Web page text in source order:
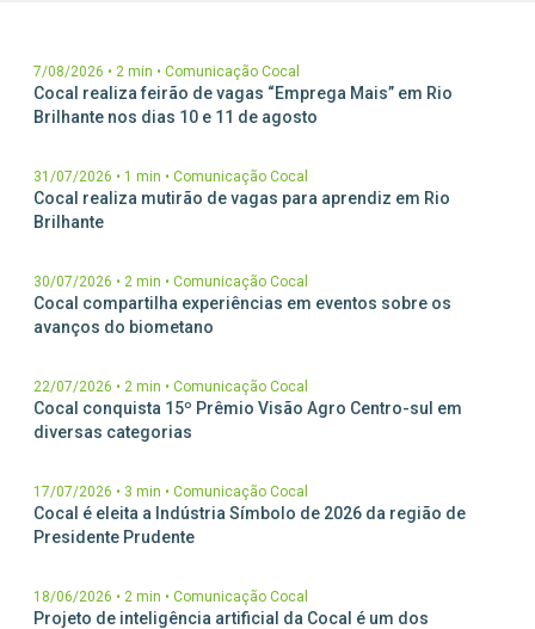
7/08/2026 • 2 min • Comunicação Cocal
Cocal realiza feirão de vagas “Emprega Mais” em Rio
Brilhante nos dias 10 e 11 de agosto
31/07/2026 • 1 min • Comunicação Cocal
Cocal realiza mutirão de vagas para aprendiz em Rio
Brilhante
30/07/2026 • 2 min • Comunicação Cocal
Cocal compartilha experiências em eventos sobre os
avanços do biometano
22/07/2026 • 2 min • Comunicação Cocal
Cocal conquista 15º Prêmio Visão Agro Centro-sul em
diversas categorias
17/07/2026 • 3 min • Comunicação Cocal
Cocal é eleita a Indústria Símbolo de 2026 da região de
Presidente Prudente
18/06/2026 • 2 min • Comunicação Cocal
Projeto de inteligência artificial da Cocal é um dos